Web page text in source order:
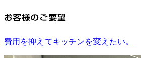
費用を抑えてキッチンを変えたい。